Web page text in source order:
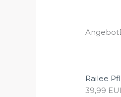
Angebot
Railee
39,99